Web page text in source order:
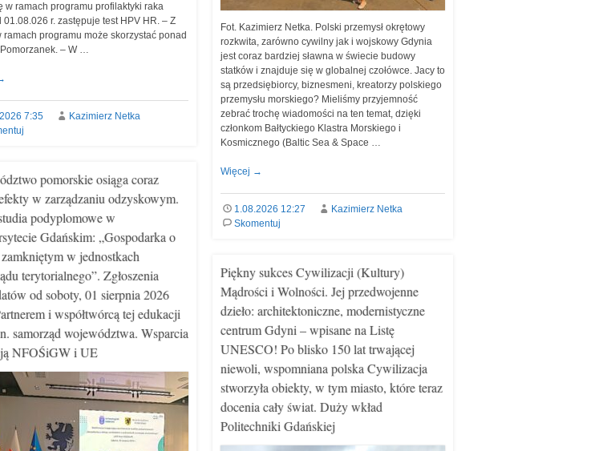
w ramach programu profilaktyki raka
01.08.026 r. zastępuje test HPV HR. – Z
ramach programu może skorzystać ponad
– W …
7:35
Kazimierz Netka
Fot. Kazimierz Netka. Polski przemysł okrętowy
rozkwita, zarówno cywilny jak i wojskowy Gdynia
jest coraz bardziej sławna w świecie budowy
statków i znajduje się w globalnej czołówce. Jacy to
są przedsiębiorcy, biznesmeni, kreatorzy polskiego
przemysłu morskiego? Mieliśmy przyjemność
zebrać trochę wiadomości na ten temat, dzięki
członkom Bałtyckiego Klastra Morskiego i
Kosmicznego (Baltic Sea & Space …
Więcej →
1.08.2026 12:27
Kazimierz Netka
Skomentuj
pomorskie osiąga coraz
w zarządzaniu odzyskowym.
podyplomowe w
Gdańskim: „Gospodarka o
w jednostkach
terytorialnego”. Zgłoszenia
od soboty, 01 sierpnia 2026
i współtwórcą tej edukacji
samorząd województwa. Wsparcia
NFOŚiGW i UE
Piękny sukces Cywilizacji (Kultury)
Mądrości i Wolności. Jej przedwojenne
dzieło: architektoniczne, modernistyczne
centrum Gdyni – wpisane na Listę
UNESCO! Po blisko 150 lat trwającej
niewoli, wspomniana polska Cywilizacja
stworzyła obiekty, w tym miasto, które teraz
docenia cały świat. Duży wkład
Politechniki Gdańskiej